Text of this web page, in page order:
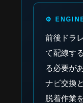
前後ドラ
て配線す
る必要が
ナビ交換
脱着作業